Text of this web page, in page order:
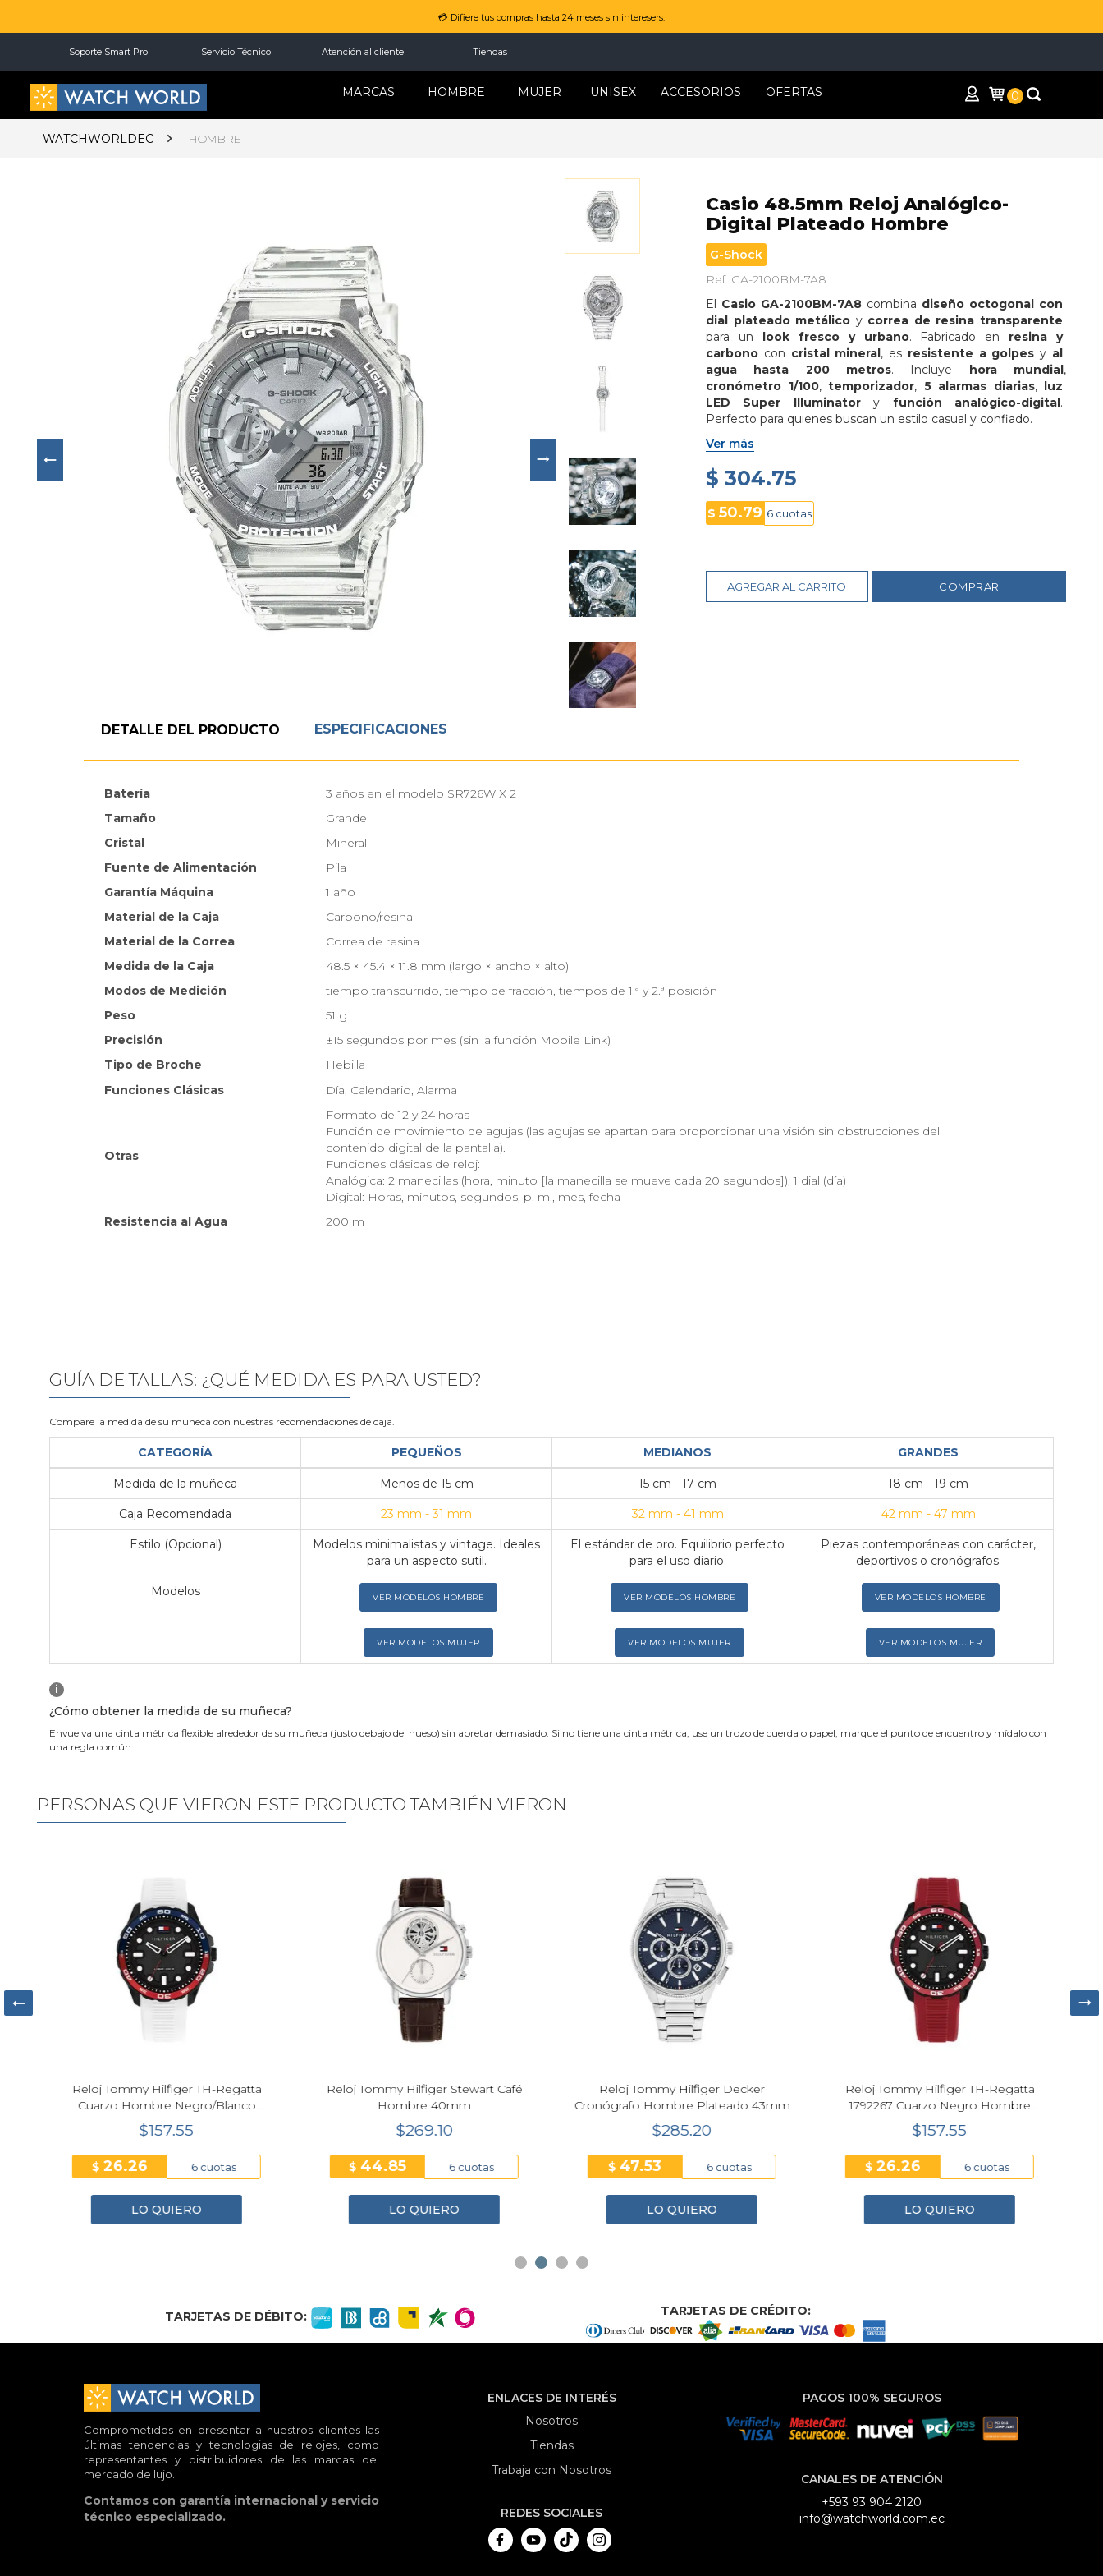
💳 Difiere tus compras hasta 24 meses sin interesers.
Soporte Smart Pro Servicio Técnico Atención al cliente Tiendas
MARCAS HOMBRE MUJER UNISEX ACCESORIOS OFERTAS 0
WATCHWORLDEC HOMBRE
Casio 48.5mm Reloj Analógico-
Digital Plateado Hombre
G-Shock
Ref. GA-2100BM-7A8
El Casio GA-2100BM-7A8 combina diseño octogonal con
dial plateado metálico y correa de resina transparente
para un look fresco y urbano. Fabricado en resina y
carbono con cristal mineral, es resistente a golpes y al
agua hasta 200 metros. Incluye hora mundial,
cronómetro 1/100, temporizador, 5 alarmas diarias, luz
LED Super Illuminator y función analógico-digital.
Perfecto para quienes buscan un estilo casual y confiado.
Ver más
$ 304.75
$50.79 6 cuotas
AGREGAR AL CARRITO COMPRAR
DETALLE DEL PRODUCTO ESPECIFICACIONES
Batería
3 años en el modelo SR726W X 2
Tamaño
Grande
Cristal
Mineral
Fuente de Alimentación
Pila
Garantía Máquina
1 año
Material de la Caja
Carbono/resina
Material de la Correa
Correa de resina
Medida de la Caja
48.5 × 45.4 × 11.8 mm (largo × ancho × alto)
Modos de Medición
tiempo transcurrido, tiempo de fracción, tiempos de 1.ª y 2.ª posición
Peso
51 g
Precisión
±15 segundos por mes (sin la función Mobile Link)
Tipo de Broche
Hebilla
Funciones Clásicas
Día, Calendario, Alarma
Otras
Formato de 12 y 24 horas
Función de movimiento de agujas (las agujas se apartan para proporcionar una visión sin obstrucciones del
contenido digital de la pantalla).
Funciones clásicas de reloj:
Analógica: 2 manecillas (hora, minuto [la manecilla se mueve cada 20 segundos]), 1 dial (día)
Digital: Horas, minutos, segundos, p. m., mes, fecha
Resistencia al Agua
200 m
GUÍA DE TALLAS: ¿QUÉ MEDIDA ES PARA USTED?
Compare la medida de su muñeca con nuestras recomendaciones de caja.
CATEGORÍA PEQUEÑOS MEDIANOS GRANDES
Medida de la muñeca Menos de 15 cm 15 cm - 17 cm 18 cm - 19 cm
Caja Recomendada 23 mm - 31 mm 32 mm - 41 mm 42 mm - 47 mm
Estilo (Opcional)
Modelos minimalistas y vintage. Ideales
para un aspecto sutil.
El estándar de oro. Equilibrio perfecto
para el uso diario.
Piezas contemporáneas con carácter,
deportivos o cronógrafos.
Modelos VER MODELOS HOMBRE
VER MODELOS MUJER
VER MODELOS HOMBRE
VER MODELOS MUJER
VER MODELOS HOMBRE
VER MODELOS MUJER
i
¿Cómo obtener la medida de su muñeca?
Envuelva una cinta métrica flexible alrededor de su muñeca (justo debajo del hueso) sin apretar demasiado. Si no tiene una cinta métrica, use un trozo de cuerda o papel, marque el punto de encuentro y mídalo con
una regla común.
PERSONAS QUE VIERON ESTE PRODUCTO TAMBIÉN VIERON
Reloj Tommy Hilfiger TH-Regatta
Cuarzo Hombre Negro/Blanco
42mm
$157.55
$ 26.26 6 cuotas
LO QUIERO
Reloj Tommy Hilfiger Stewart Café
Hombre 40mm
$269.10
$ 44.85 6 cuotas
LO QUIERO
Reloj Tommy Hilfiger Decker
Cronógrafo Hombre Plateado 43mm
$285.20
$ 47.53 6 cuotas
LO QUIERO
Reloj Tommy Hilfiger TH-Regatta
1792267 Cuarzo Negro Hombre
42mm
$157.55
$ 26.26 6 cuotas
LO QUIERO
Next
TARJETAS DE DÉBITO: TARJETAS DE CRÉDITO:
Comprometidos en presentar a nuestros clientes las
últimas tendencias y tecnologias de relojes, como
representantes y distribuidores de las marcas del
mercado de lujo.
Contamos con garantía internacional y servicio
técnico especializado.
ENLACES DE INTERÉS
Nosotros
Tiendas
Trabaja con Nosotros
REDES SOCIALES
PAGOS 100% SEGUROS
CANALES DE ATENCIÓN
+593 93 904 2120
info@watchworld.com.ec